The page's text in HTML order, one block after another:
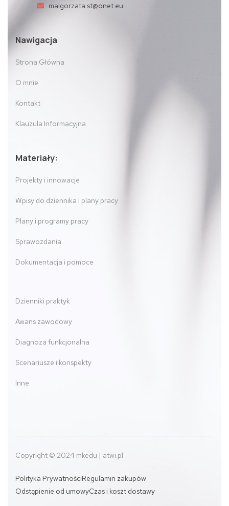
malgorzata.st@onet.eu
Nawigacja
Strona Główna
O mnie
Kontakt
Klauzula Informacyjna
Materiały:
Projekty i innowacje
Wpisy do dziennika i plany pracy
Plany i programy pracy
Sprawozdania
Dokumentacja i pomoce
Dzienniki praktyk
Awans zawodowy
Diagnoza funkcjonalna
Scenariusze i konspekty
Inne
Copyright © 2024 mkedu | atwi.pl
Polityka PrywatnościRegulamin zakupów
Odstąpienie od umowyCzas i koszt dostawy